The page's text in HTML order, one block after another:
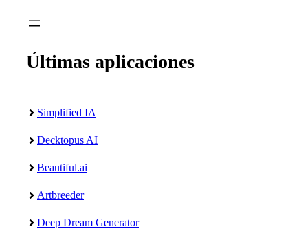
Últimas aplicaciones
Simplified IA
Decktopus AI
Beautiful.ai
Artbreeder
Deep Dream Generator